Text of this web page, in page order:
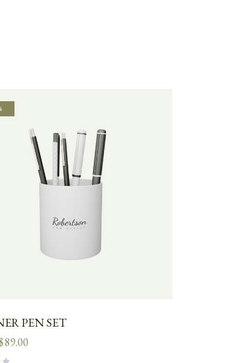
PEN SET
89.00